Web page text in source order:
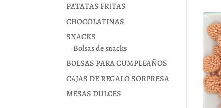
PATATAS FRITAS
CHOCOLATINAS
SNACKS
Bolsas de snacks
BOLSAS PARA CUMPLEAÑOS
CAJAS DE REGALO SORPRESA
MESAS DULCES